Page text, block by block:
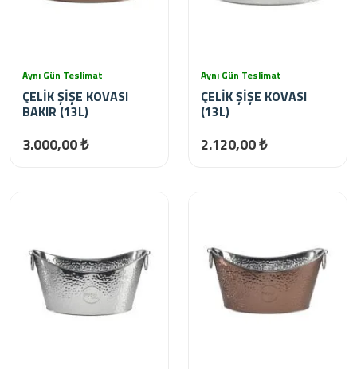
Aynı Gün Teslimat
ÇELİK ŞİŞE KOVASI
BAKIR (13L)
3.000,00 ₺
Aynı Gün Teslimat
ÇELİK ŞİŞE KOVASI
(13L)
2.120,00 ₺